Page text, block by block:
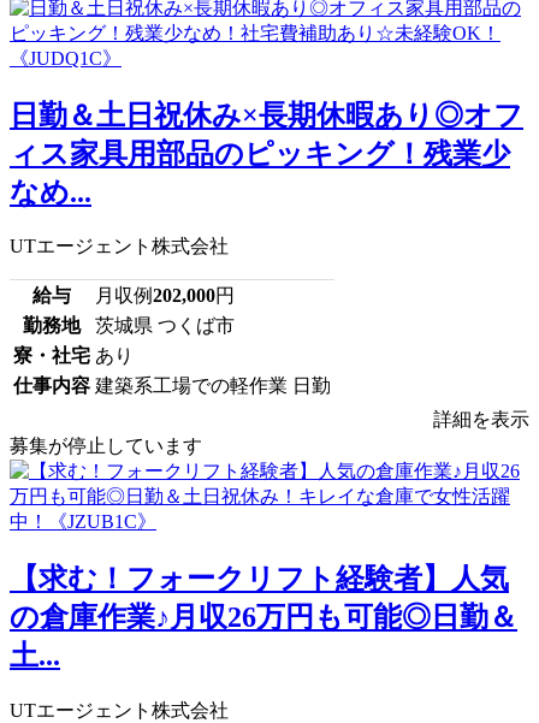
日勤＆土日祝休み×長期休暇あり◎オフ
ィス家具用部品のピッキング！残業少
なめ...
UTエージェント株式会社
給与 月収例202,000円
勤務地
茨城県 つくば市
寮・社宅 あり
仕事内容 建築系工場での軽作業 日勤
詳細を表示
募集が停止しています
【求む！フォークリフト経験者】人気
の倉庫作業♪月収26万円も可能◎日勤＆
土...
UTエージェント株式会社